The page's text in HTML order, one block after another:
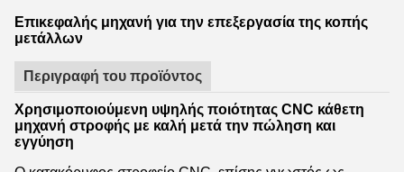
Επικεφαλής μηχανή για την επεξεργασία της κοπής
μετάλλων
Περιγραφή του προϊόντος
Χρησιμοποιούμενη υψηλής ποιότητας CNC κάθετη
μηχανή στροφής με καλή μετά την πώληση και
εγγύηση